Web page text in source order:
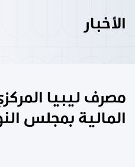
الأخبار
مصرف ليبيا
المالية بمجلس